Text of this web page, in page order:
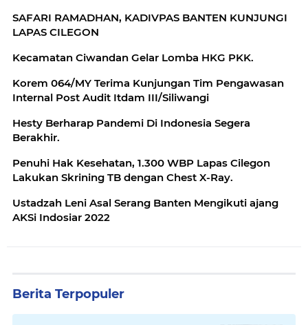
SAFARI RAMADHAN, KADIVPAS BANTEN KUNJUNGI
LAPAS CILEGON
Kecamatan Ciwandan Gelar Lomba HKG PKK.
Korem 064/MY Terima Kunjungan Tim Pengawasan
Internal Post Audit Itdam III/Siliwangi
Hesty Berharap Pandemi Di Indonesia Segera
Berakhir.
Penuhi Hak Kesehatan, 1.300 WBP Lapas Cilegon
Lakukan Skrining TB dengan Chest X-Ray.
Ustadzah Leni Asal Serang Banten Mengikuti ajang
AKSi Indosiar 2022
Berita Terpopuler